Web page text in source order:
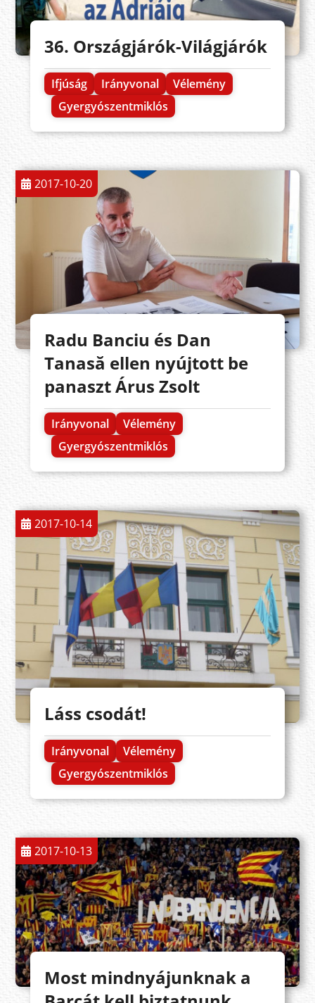
36. Országjárók-Világjárók
Ifjúság Irányvonal
Vélemény
Gyergyószentmiklós
2017-10-20
Radu Banciu és Dan
Tanasă ellen nyújtott be
panaszt Árus Zsolt
Irányvonal
Vélemény
Gyergyószentmiklós
2017-10-14
Láss csodát!
Irányvonal
Vélemény
Gyergyószentmiklós
2017-10-13
Most mindnyájunknak a